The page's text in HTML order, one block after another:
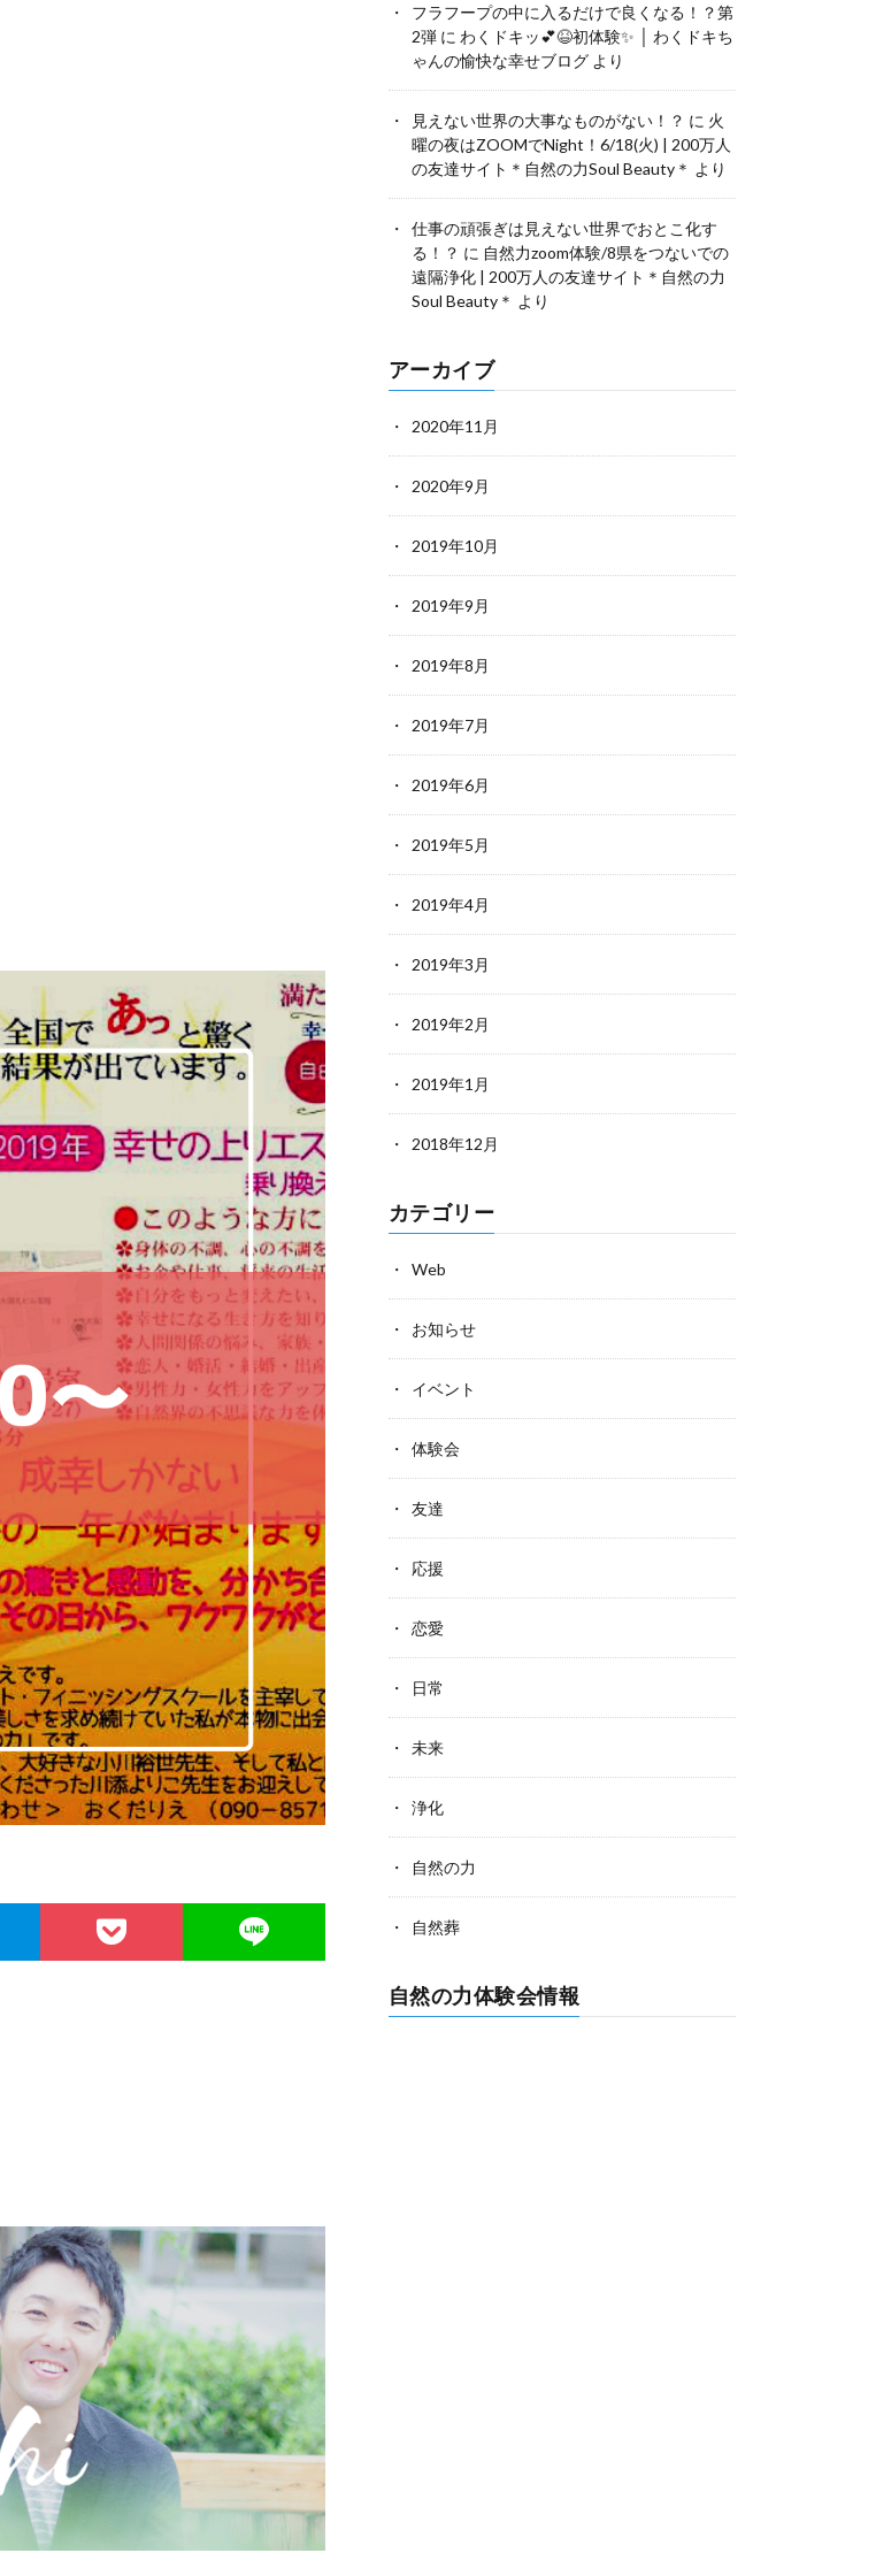
フラフープの中に入るだけで良くなる！？第
2弾に わくドキッ💕😆初体験✨ │ わくドキち
ゃんの愉快な幸せブログより
見えない世界の大事なものがない！？ に 火
曜の夜はZOOMでNight！6/18(火) | 200万人
の友達サイト＊自然の力Soul Beauty＊ より
仕事の頑張ぎは見えない世界でおとこ化す
る！？ に 自然力zoom体験/8県をつないでの
遠隔浄化 | 200万人の友達サイト＊自然の力
Soul Beauty＊ より
アーカイブ
2020年11月
2020年9月
2019年10月
2019年9月
2019年8月
2019年7月
2019年6月
2019年5月
2019年4月
2019年3月
2019年2月
2019年1月
2018年12月
カテゴリー
Web
お知らせ
イベント
体験会
友達
応援
恋愛
日常
未来
浄化
自然の力
自然葬
自然の力体験会情報